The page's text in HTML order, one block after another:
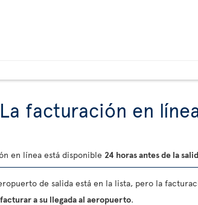
La facturación en
en línea está disponible 24 horas antes de la
de salida está en la lista, pero la
a su llegada al aeropuerto.